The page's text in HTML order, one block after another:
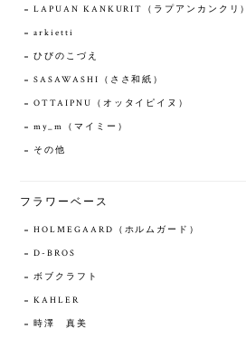
LAPUAN KANKURIT（ラプアンカンクリ）
arkietti
ひびのこづえ
SASAWASHI（ささ和紙）
OTTAIPNU（オッタイピイヌ）
my_m（マイミー）
その他
フラワーベース
HOLMEGAARD（ホルムガード）
D-BROS
ボブクラフト
KAHLER
時澤 真美